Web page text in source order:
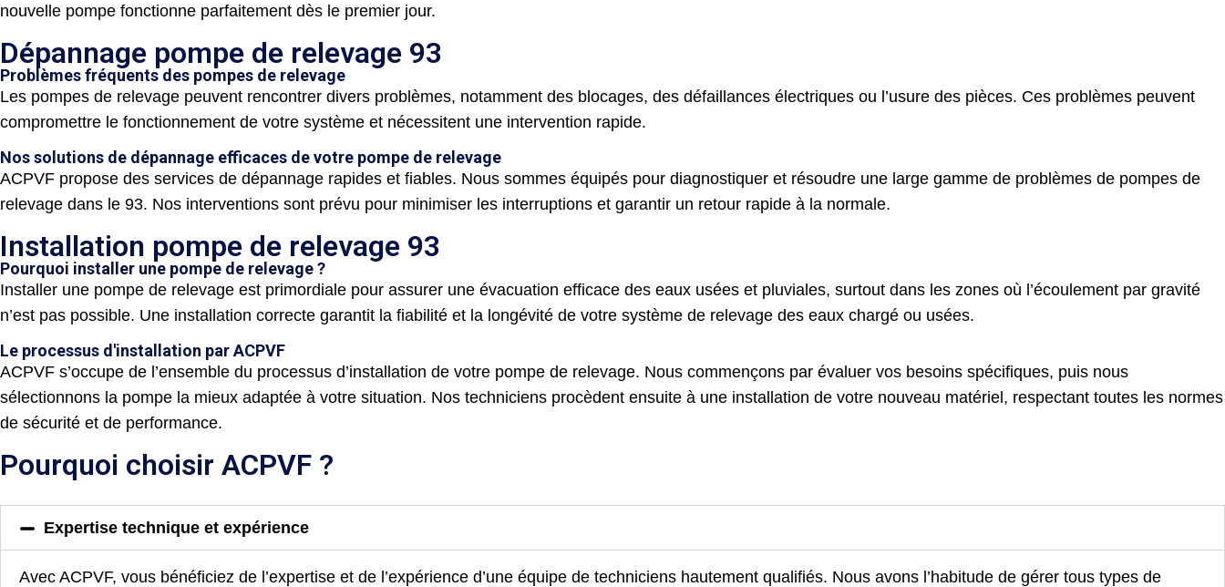
nouvelle pompe fonctionne parfaitement dès le premier jour.
Dépannage pompe de relevage 93
Problèmes fréquents des pompes de relevage
Les pompes de relevage peuvent rencontrer divers problèmes, notamment des blocages, des défaillances électriques ou l’usure des pièces. Ces problèmes peuvent
compromettre le fonctionnement de votre système et nécessitent une intervention rapide.
Nos solutions de dépannage efficaces de votre pompe de relevage
ACPVF propose des services de dépannage rapides et fiables. Nous sommes équipés pour diagnostiquer et résoudre une large gamme de problèmes de pompes de
relevage dans le 93. Nos interventions sont prévu pour minimiser les interruptions et garantir un retour rapide à la normale.
Installation pompe de relevage 93
Pourquoi installer une pompe de relevage ?
Installer une pompe de relevage est primordiale pour assurer une évacuation efficace des eaux usées et pluviales, surtout dans les zones où l’écoulement par gravité
n’est pas possible. Une installation correcte garantit la fiabilité et la longévité de votre système de relevage des eaux chargé ou usées.
Le processus d'installation par ACPVF
ACPVF s’occupe de l’ensemble du processus d’installation de votre pompe de relevage. Nous commençons par évaluer vos besoins spécifiques, puis nous
sélectionnons la pompe la mieux adaptée à votre situation. Nos techniciens procèdent ensuite à une installation de votre nouveau matériel, respectant toutes les normes
de sécurité et de performance.
Pourquoi choisir ACPVF ?
Expertise technique et expérience
Avec ACPVF, vous bénéficiez de l’expertise et de l’expérience d’une équipe de techniciens hautement qualifiés. Nous avons l’habitude de gérer tous types de